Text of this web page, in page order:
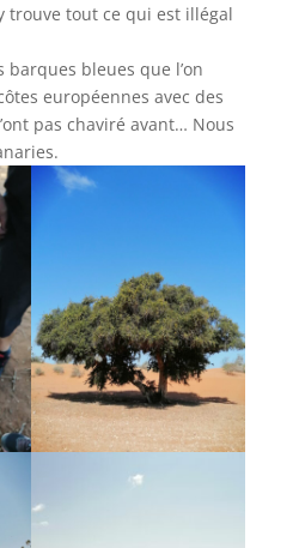
trouve tout ce qui est illégal
bleues que l’on
européennes avec des
pas chaviré avant… Nous